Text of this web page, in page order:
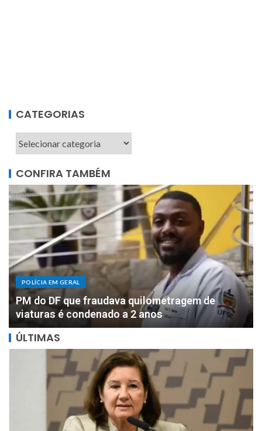
CATEGORIAS
CONFIRA TAMBÉM
POLÍCIA EM GERAL
DOIS MILHÕES: PF apreende R$ 2 milhões com
motorista de parlamentar federal de Rondônia
ÚLTIMAS